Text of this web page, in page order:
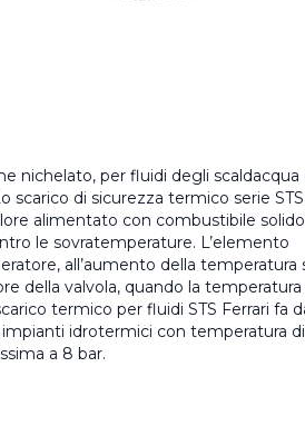
nichelato, per fluidi degli scaldacqua
scarico di sicurezza termico serie
alimentato con combustibile
le sovratemperature. L’elemento
all’aumento della temperatura
della valvola, quando la temperatura
termico per fluidi STS Ferrari fa
idrotermici con temperatura di
a 8 bar.